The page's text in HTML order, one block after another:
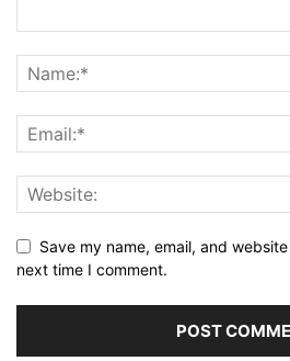
Save my name, email, and
next time I comment.